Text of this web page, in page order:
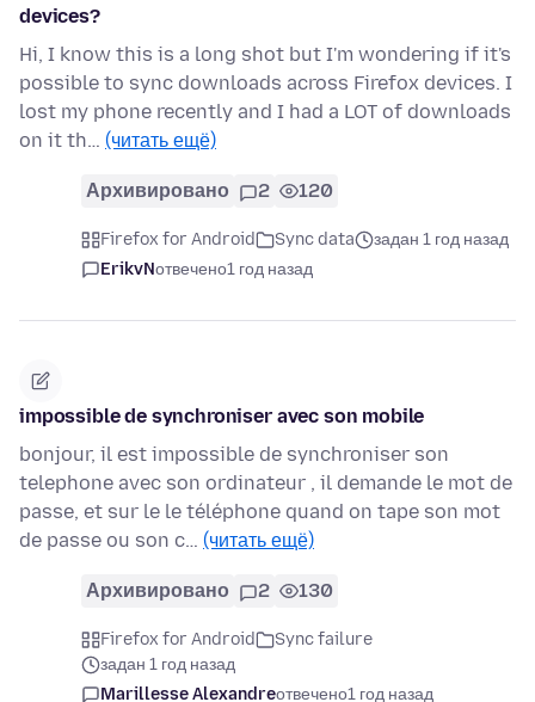
devices?
Hi, I know this is a long shot but I'm wondering if it's
possible to sync downloads across Firefox devices. I
lost my phone recently and I had a LOT of downloads
on it th… (читать ещё)
Архивировано 2 120
Firefox for Android Sync data
задан 1 год назад
ErikvNотвечено1 год назад
impossible de synchroniser avec son mobile
bonjour, il est impossible de synchroniser son
telephone avec son ordinateur , il demande le mot de
passe, et sur le le téléphone quand on tape son mot
de passe ou son c… (читать ещё)
Архивировано 2 130
Firefox for Android
Sync failure
задан 1 год назад
Marillesse Alexandreотвечено1 год назад